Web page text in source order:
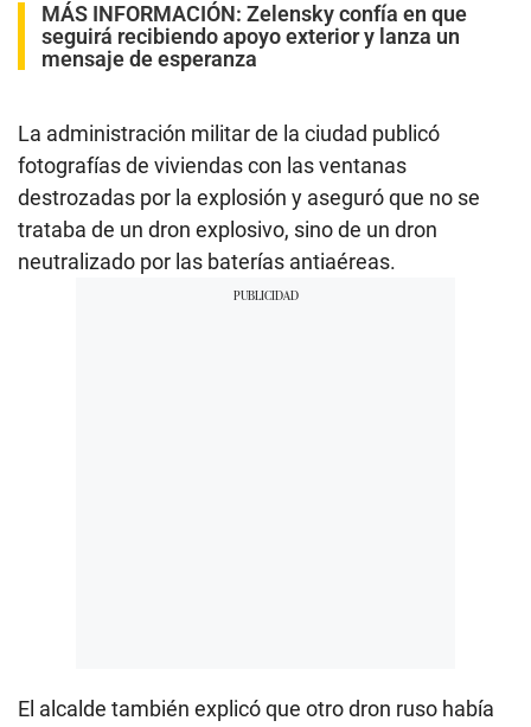
MÁS INFORMACIÓN: Zelensky confía en que
seguirá recibiendo apoyo exterior y lanza un
mensaje de esperanza
La administración militar de la ciudad publicó
fotografías de viviendas con las ventanas
destrozadas por la explosión y aseguró que no se
trataba de un dron explosivo, sino de un dron
neutralizado por las baterías antiaéreas.
El alcalde también explicó que otro dron ruso había